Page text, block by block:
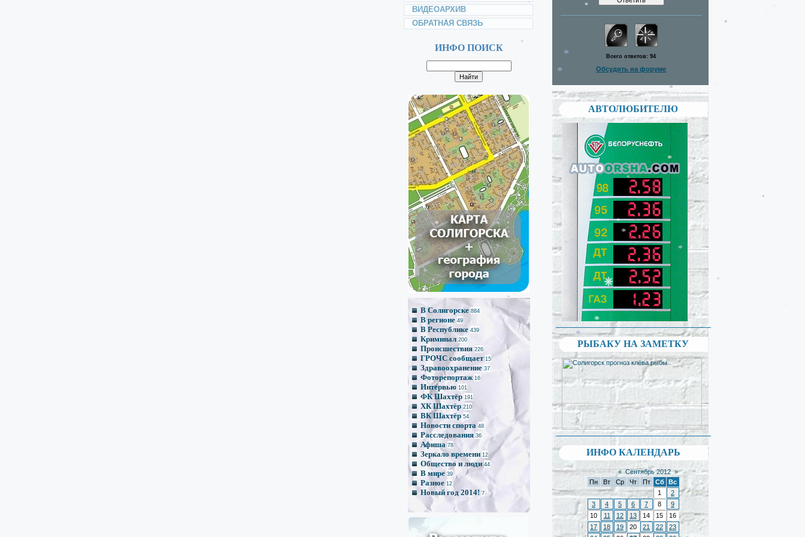
*
*
*
*
* *
*
*
*
*
*
*
*
*
*
*
*
*
*
*
*
*
*
*
*
ВИДЕОАРХИВ
ОБРАТНАЯ СВЯЗЬ
ИНФО ПОИСК
В Солигорске 884
В регионе 49
В Республике 439
Криминал 200
Происшествия 226
ГРОЧС сообщает 15
Здравоохранение 37
Фоторепортаж 16
Интервью 101
ФК Шахтёр 191
ХК Шахтёр 210
ВК Шахтёр 54
Новости спорта 48
Расследования 36
Афиша 78
Зеркало времени 12
Общество и люди 44
В мире 39
Разное 12
Новый год 2014! 7
Всего ответов: 94
Обсудить на форуме
АВТОЛЮБИТЕЛЮ
РЫБАКУ НА ЗАМЕТКУ
ИНФО КАЛЕНДАРЬ
« Сентябрь 2012 »
Пн
Вт Ср Чт Пт Сб
Вс
1
2
3
4 5 6 7 8
9
10
11 12 13 14 15
16
17
18 19 20 21 22
23